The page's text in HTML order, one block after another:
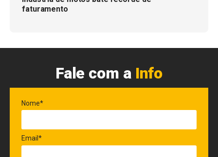
faturamento
Fale com a Info
Nome*
Email*